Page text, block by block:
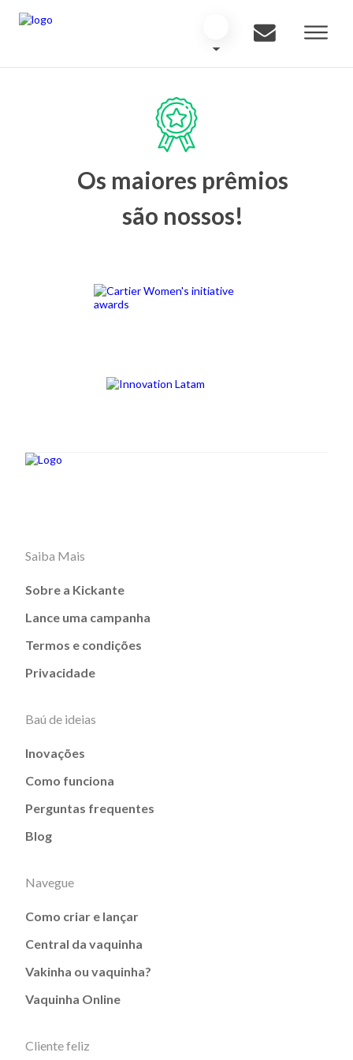
Os maiores prêmios
são nossos!
Saiba Mais
Sobre a Kickante
Lance uma campanha
Termos e condições
Privacidade
Baú de ideias
Inovações
Como funciona
Perguntas frequentes
Blog
Navegue
Como criar e lançar
Central da vaquinha
Vakinha ou vaquinha?
Vaquinha Online
Cliente feliz